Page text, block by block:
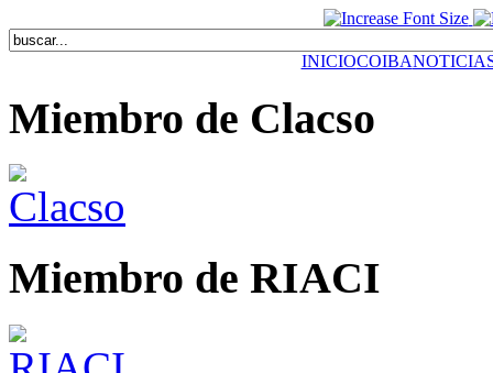
INICIOCOIBA
Miembro de Clacso
Miembro de RIACI